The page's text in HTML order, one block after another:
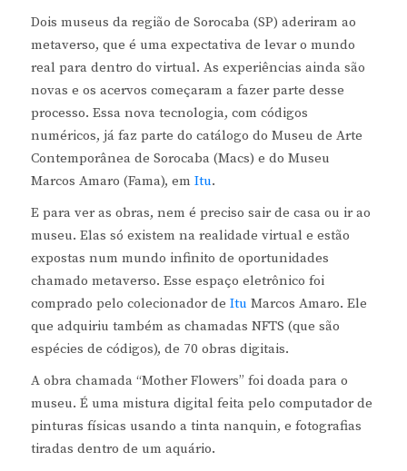
Dois museus da região de Sorocaba (SP) aderiram ao
metaverso, que é uma expectativa de levar o mundo
real para dentro do virtual. As experiências ainda são
novas e os acervos começaram a fazer parte desse
processo. Essa nova tecnologia, com códigos
numéricos, já faz parte do catálogo do Museu de Arte
Contemporânea de Sorocaba (Macs) e do Museu
Marcos Amaro (Fama), em Itu.
E para ver as obras, nem é preciso sair de casa ou ir ao
museu. Elas só existem na realidade virtual e estão
expostas num mundo infinito de oportunidades
chamado metaverso. Esse espaço eletrônico foi
comprado pelo colecionador de Itu Marcos Amaro. Ele
que adquiriu também as chamadas NFTS (que são
espécies de códigos), de 70 obras digitais.
A obra chamada “Mother Flowers” foi doada para o
museu. É uma mistura digital feita pelo computador de
pinturas físicas usando a tinta nanquin, e fotografias
tiradas dentro de um aquário.